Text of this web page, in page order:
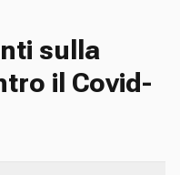
sulla
il Covid-